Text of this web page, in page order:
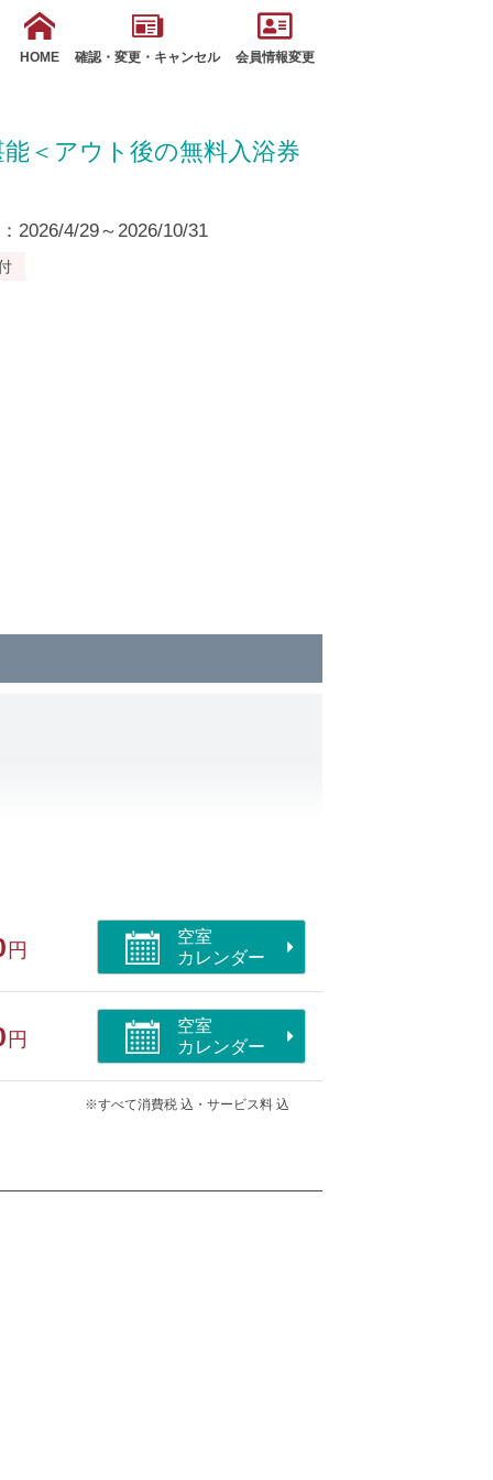
HOME 確認・変更・キャンセル 会員情報変更
＜アウト後の無料入浴券
2026/4/29～2026/10/31
円
空室
カレンダー
円
空室
カレンダー
※すべて消費税 込・サービス料 込